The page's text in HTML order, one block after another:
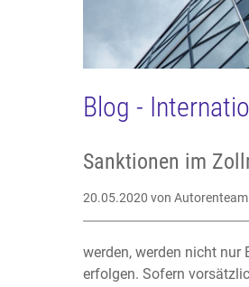
Blog -
Sanktionen im
20.05.2020 von Autorenteam
werden, werden nicht nur
erfolgen. Sofern